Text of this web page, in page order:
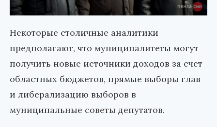
Некоторые столичные аналитики
предполагают, что муниципалитеты могут
получить новые источники доходов за счет
областных бюджетов, прямые выборы глав
и либерализацию выборов в
муниципальные советы депутатов.